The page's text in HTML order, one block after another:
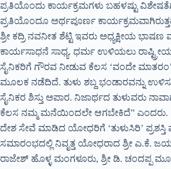
ಪ್ರತಿಯೊಂದು ಕಾರ್ಯಕ್ರಮಗಳು ಬಹಳಷ್ಟು
ಪ್ರತಿಯೊಂದೂ ಅರ್ಥಪೂರ್ಣ
ಶ್ರೀ ಕದ್ರಿ ನವನೀತ ಶೆಟ್ಟಿ ಇವರು ಅಧ್ಯಕ್ಷೀಯ
ಕಾರ್ಯಸಾಧನೆ ಸಾಧ್ಯ. ಧರ್ಮ ಉಳಿಯಲು
ಸೈನಿಕರಿಗೆ ಗೌರವ ನೀಡುವ ಕೆಲಸ ‘ವಂದೇ ಮಾತರಂ’
ಮೂಲಕ ನಡೆದಿದೆ. ತುಳು ಶಬ್ದ ಭಂಡಾರವನ್ನು
ಸೈನಿಕರ ಶಿಸ್ತು ಅಪಾರ. ನಿಜಾರ್ಥದ ತುಳುವರು
ಕೆಲಸ ನಮ್ಮ ಮನೆಯಿಂದಲೇ ಆಗಬೇಕಿದೆ” ಎಂದರು.
ದೇಶ ಸೇವೆ ಮಾಡಿದ ಯೋಧರಿಗೆ ‘ತುಳುಸಿರಿ’ ಪ್ರಶಸ್ತಿ
ಸಮಾರಂಭದಲ್ಲಿ ನಿವೃತ್ತ ಯೋಧರಾದ ಶ್ರೀ ಎ.ಕೆ.
ರಾಜೇಶ್ ಹೊಳ್ಳ ಮಂಗಳೂರು, ಶ್ರೀ ಡಿ. ಚಂದಪ್ಪ